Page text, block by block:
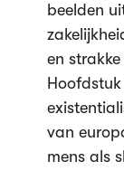
beelden
en
Hoofdstuk
van
mens als